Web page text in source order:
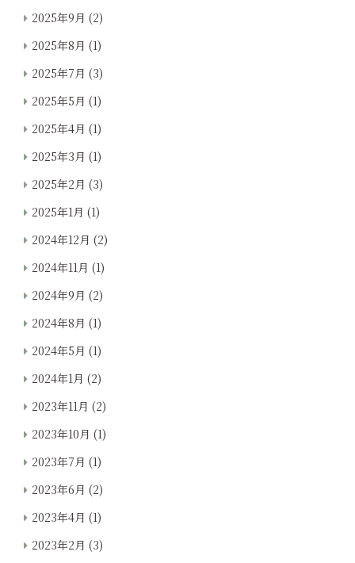
2025年9月 (2)
2025年8月 (1)
2025年7月 (3)
2025年5月 (1)
2025年4月 (1)
2025年3月 (1)
2025年2月 (3)
2025年1月 (1)
2024年12月 (2)
2024年11月 (1)
2024年9月 (2)
2024年8月 (1)
2024年5月 (1)
2024年1月 (2)
2023年11月 (2)
2023年10月 (1)
2023年7月 (1)
2023年6月 (2)
2023年4月 (1)
2023年2月 (3)